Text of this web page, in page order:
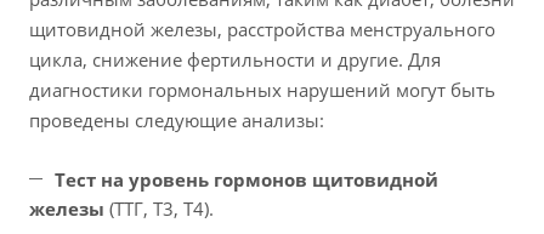
щитовидной железы, расстройства менструального
цикла, снижение фертильности и другие. Для
диагностики гормональных нарушений могут быть
проведены следующие анализы:
Тест на уровень гормонов щитовидной
железы (ТТГ, Т3, Т4).